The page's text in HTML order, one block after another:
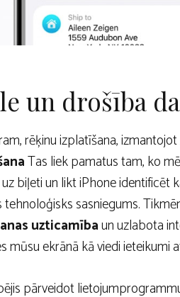
un drošība
rēķinu izplatīšana,
Tas liek pamatus tam, ko
biļeti un likt iPhone identificēt
sasniegums.
uzticamībaun uzlabota
mūsu ekrānā kā viedi ieteikumi
pārveidot